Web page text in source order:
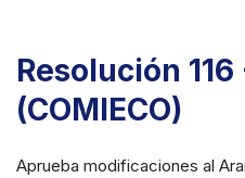
Resolución
(COMIECO)
Aprueba modificaciones al